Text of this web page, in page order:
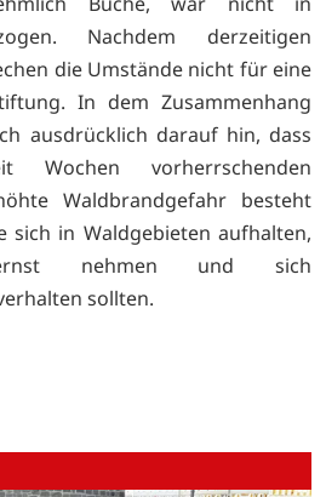
Nachdem derzeitigen
die Umstände nicht für eine
In dem Zusammenhang
ausdrücklich darauf hin, dass
vorherrschenden
Waldbrandgefahr besteht
sich in Waldgebieten aufhalten,
nehmen und sich
sollten.